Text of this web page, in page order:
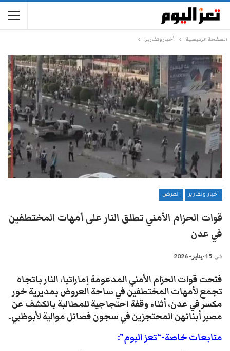
الصفحة الرئيسية أخبار وتقارير
أخبار وتقارير العرض
قوات الحزام الأمني تطلق النار على أمهات المختطفين
في عدن
في 15-يناير- 2026
فتحت قوات الحزام الأمني المدعومة إماراتيا، النار باتجاه
تجمع لأمهات المختطفين في ساحة العروض بمديرية خور
مكسر في عدن، أثناء وقفة احتجاجية للمطالبة بالكشف عن
مصير أبنائهن المحتجزين في سجون فصائل موالية لأبوظبي.
متابعات خاصة-“تعز اليوم”: